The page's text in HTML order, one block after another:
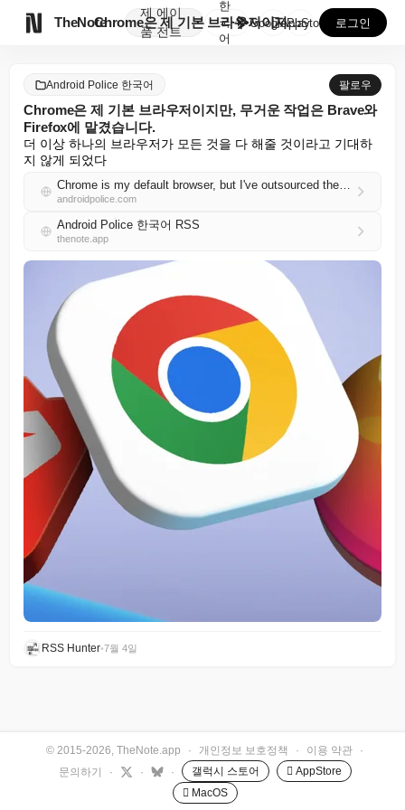
TheNote
제
품
에이
전트
Chrome은 제 기본 브라우저이지만, 무거운 작업은 ...
한
국
어
GooglePlay
AppStore 로그인
Android Police 한국어 팔로우
Chrome은 제 기본 브라우저이지만, 무거운 작업은 Brave와
Firefox에 맡겼습니다.
더 이상 하나의 브라우저가 모든 것을 다 해줄 것이라고 기대하
지 않게 되었다
Chrome is my default browser, but I've outsourced the heavy lifting to Brave and Firefox
androidpolice.com
Android Police 한국어 RSS
thenote.app
RSS Hunter•7월 4일
© 2015-2026, TheNote.app · 개인정보 보호정책 · 이용 약관
·
문의하기
· · · 갤럭시 스토어
 AppStore
 MacOS